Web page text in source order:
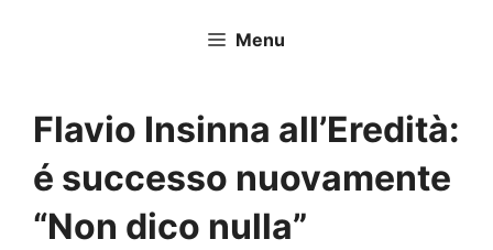
Menu
Flavio Insinna all’Eredità:
é successo nuovamente
“Non dico nulla”